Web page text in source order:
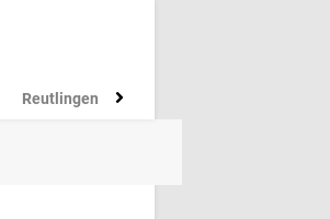
Reutlingen Münsingen